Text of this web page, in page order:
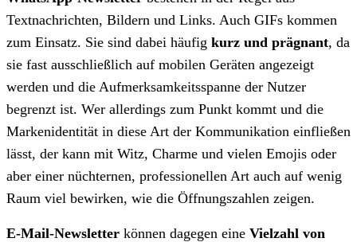
Textnachrichten, Bildern und Links. Auch GIFs kommen
zum Einsatz. Sie sind dabei häufig kurz und prägnant, da
sie fast ausschließlich auf mobilen Geräten angezeigt
werden und die Aufmerksamkeitsspanne der Nutzer
begrenzt ist. Wer allerdings zum Punkt kommt und die
Markenidentität in diese Art der Kommunikation einfließen
lässt, der kann mit Witz, Charme und vielen Emojis oder
aber einer nüchternen, professionellen Art auch auf wenig
Raum viel bewirken, wie die Öffnungszahlen zeigen.
E-Mail-Newsletter können dagegen eine Vielzahl von